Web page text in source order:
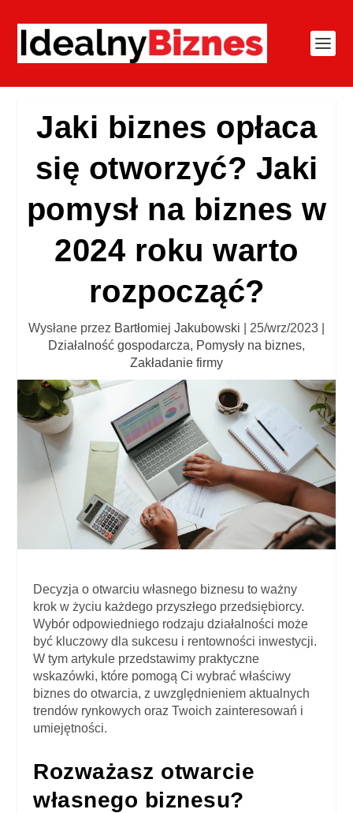
Jaki biznes opłaca
się otworzyć? Jaki
pomysł na biznes w
2024 roku warto
rozpocząć?
Wysłane przez Bartłomiej Jakubowski 25/wrz/2023
Działalność gospodarcza, Pomysły na biznes,
Zakładanie firmy
Decyzja o otwarciu własnego biznesu to ważny
krok w życiu każdego przyszłego przedsiębiorcy.
Wybór odpowiedniego rodzaju działalności może
być kluczowy dla sukcesu i rentowności inwestycji.
W tym artykule przedstawimy praktyczne
wskazówki, które pomogą Ci wybrać właściwy
biznes do otwarcia, z uwzględnieniem aktualnych
trendów rynkowych oraz Twoich zainteresowań i
umiejętności.
Rozważasz otwarcie
własnego biznesu?